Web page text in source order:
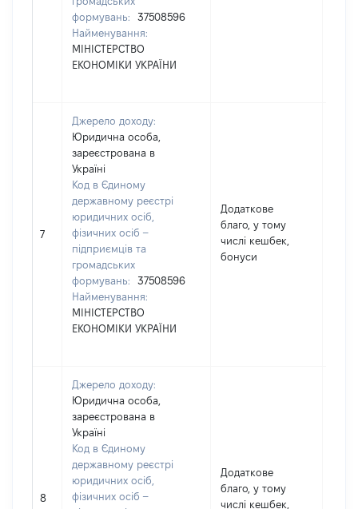
формувань:
37508596
Найменування:
МІНІСТЕРСТВО
ЕКОНОМІКИ УКРАЇНИ
7
Джерело доходу:
Юридична особа,
зареєстрована в
Україні
Код в Єдиному
державному реєстрі
юридичних осіб,
фізичних осіб –
підприємців та
громадських
формувань:
37508596
Найменування:
МІНІСТЕРСТВО
ЕКОНОМІКИ УКРАЇНИ
Додаткове
благо, у тому
числі кешбек,
бонуси
8
Джерело доходу:
Юридична особа,
зареєстрована в
Україні
Код в Єдиному
державному реєстрі
юридичних осіб,
фізичних осіб –
Додаткове
благо, у тому
числі кешбек,